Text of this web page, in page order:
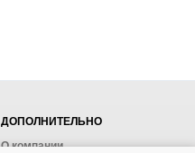
ДОПОЛНИТЕЛЬНО
О компании